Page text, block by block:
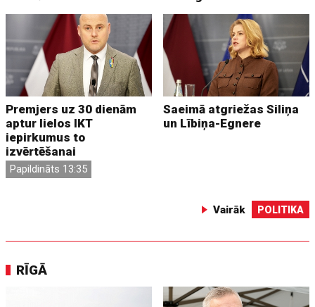
Premjers uz 30 dienām
aptur lielos IKT
iepirkumus to
izvērtēšanai
Papildināts 13:35
Saeimā atgriežas Siliņa
un Lībiņa-Egnere
Vairāk POLITIKA
RĪGĀ